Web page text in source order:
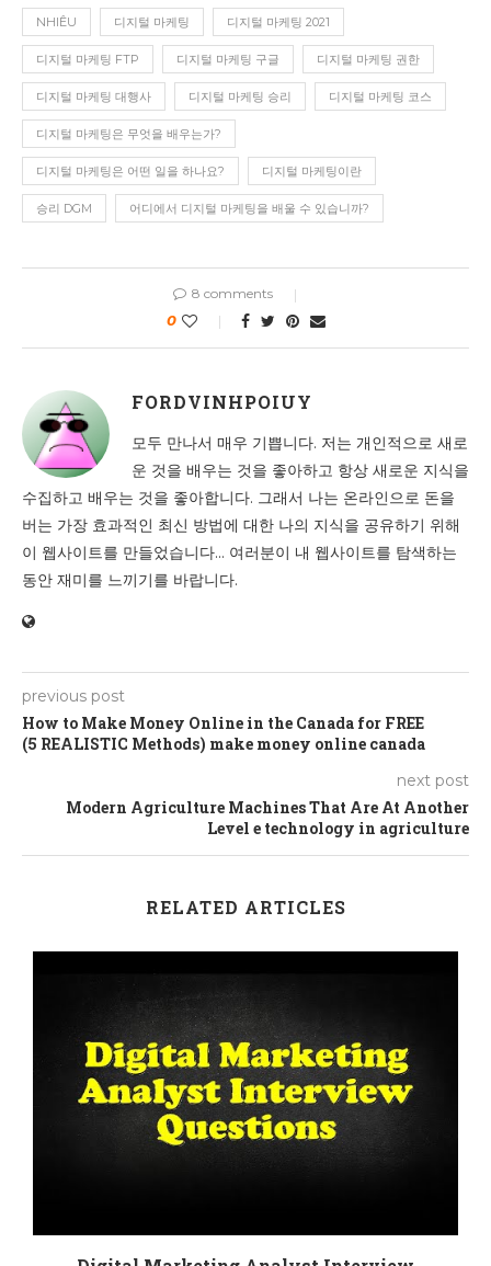
NHIÊU 디지털 마케팅 디지털 마케팅 2021
디지털 마케팅 FTP 디지털 마케팅 구글 디지털 마케팅 권한
디지털 마케팅 대행사 디지털 마케팅 승리 디지털 마케팅 코스
디지털 마케팅은 무엇을 배우는가?
디지털 마케팅은 어떤 일을 하나요? 디지털 마케팅이란
승리 DGM 어디에서 디지털 마케팅을 배울 수 있습니까?
8 comments
0
FORDVINHPOIUY
모두 만나서 매우 기쁩니다. 저는 개인적으로 새로
운 것을 배우는 것을 좋아하고 항상 새로운 지식을
수집하고 배우는 것을 좋아합니다. 그래서 나는 온라인으로 돈을
버는 가장 효과적인 최신 방법에 대한 나의 지식을 공유하기 위해
이 웹사이트를 만들었습니다... 여러분이 내 웹사이트를 탐색하는
동안 재미를 느끼기를 바랍니다.
previous post
How to Make Money Online in the Canada for FREE
(5 REALISTIC Methods) make money online canada
next post
Modern Agriculture Machines That Are At Another
Level e technology in agriculture
RELATED ARTICLES